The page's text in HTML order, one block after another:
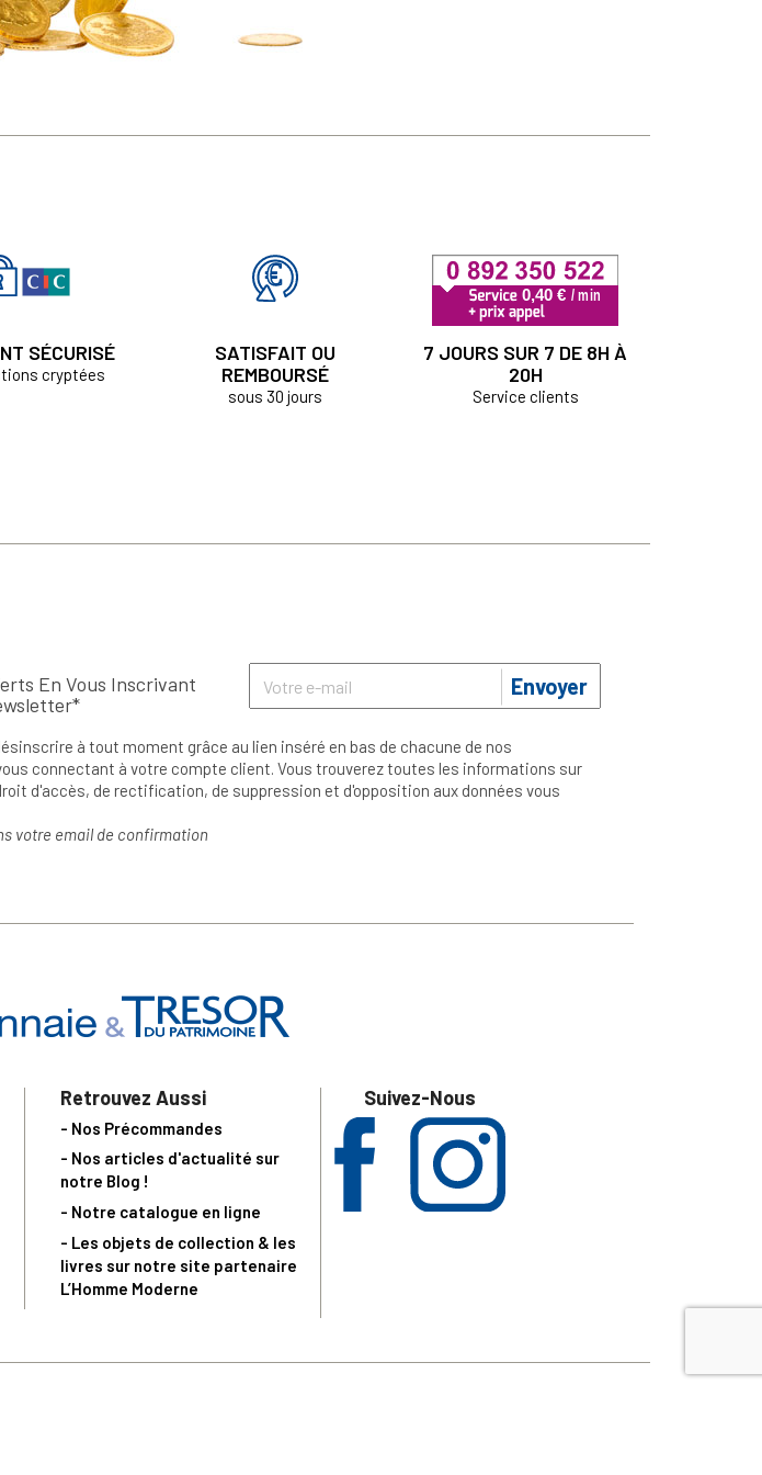
SÉCURISÉ
cryptées
SATISFAIT OU
REMBOURSÉ
sous 30 jours
7 JOURS SUR 7 DE 8H À
20H
Service clients
En Vous Inscrivant
Envoyer
à tout moment grâce au lien inséré en bas de chacune de nos
connectant à votre compte client. Vous trouverez toutes les informations sur
d'accès, de rectification, de suppression et d'opposition aux données vous
votre email de confirmation
Retrouvez Aussi
- Nos Précommandes
- Nos articles d'actualité sur
notre Blog !
- Notre catalogue en ligne
- Les objets de collection & les
livres sur notre site partenaire
L’Homme Moderne
Suivez-Nous